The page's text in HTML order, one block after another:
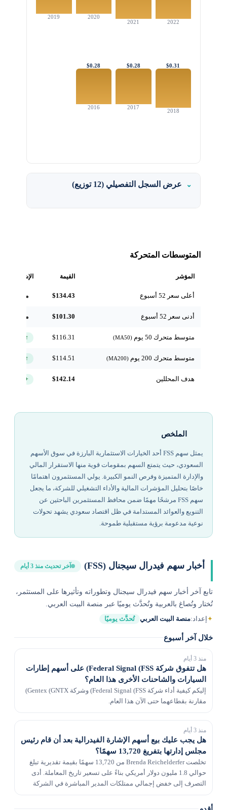
2022
2021
2020
2019
$0.31
2018
$0.28
2017
$0.28
2016
عرض السجل التفصيلي (12 توزيع)
المتوسطات المتحركة
المؤشر القيمة الإشارة
أعلى سعر 52 أسبوع $134.43 مرجعي
أدنى سعر 52 أسبوع $101.30 مرجعي
متوسط متحرك 50 يوم $116.31 ↑ فوق
متوسط متحرك 200 يوم $114.51 ↑ فوق
هدف المحللين $142.14
+10.1%
الملخص
يمثل سهم FSS أحد الخيارات الاستثمارية البارزة في سوق الأسهم
السعودي، حيث يتمتع السهم بمقومات قوية منها الاستقرار المالي
والإدارة المتميزة وفرص النمو الكبيرة. يولي المستثمرون اهتمامًا
خاصًا بتحليل المؤشرات المالية والأداء التشغيلي للشركة، ما يجعل
سهم FSS مرشحًا مهمًا ضمن محافظ المستثمرين الباحثين عن
التنويع والعوائد المستدامة في ظل اقتصاد سعودي يشهد تحولات
نوعية مدعومة برؤية مستقبلية طموحة.
أخبار سهم فيدرال سيجنال (FSS) آخر تحديث منذ 3 أيام
تابع آخر أخبار سهم فيدرال سيجنال وتطوراته وتأثيرها على المستثمر،
تُختار وتُصاغ بالعربية وتُحدَّث يوميًا عبر منصة البيت العربي.
✦إعداد: منصة البيت العربي تُحدَّث يوميًا
خلال آخر أسبوع
منذ 3 أيام
هل تتفوق شركة Federal Signal (FSS) على أسهم إطارات
السيارات والشاحنات الأخرى هذا العام؟
إليكم كيفية أداء شركة Federal Signal (FSS) وشركة Gentex (GNTX)
مقارنة بقطاعهما حتى الآن هذا العام.
منذ 3 أيام
هل يجب عليك بيع أسهم الإشارة الفيدرالية بعد أن قام رئيس
مجلس إدارتها بتفريغ 13,720 سهمًا؟
تخلصت Brenda Reichelderfer من 13,720 سهمًا بقيمة تقديرية تبلغ
حوالي 1.8 مليون دولار أمريكي بناءً على تسعير تاريخ المعاملة. أدى
التصرف إلى خفض إجمالي ممتلكات المدير المباشرة في الشركة